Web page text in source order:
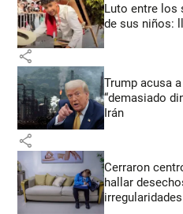
Luto entre los
de sus niños:
share
Trump acusa
“demasiado
Irán
share
Cerraron
hallar